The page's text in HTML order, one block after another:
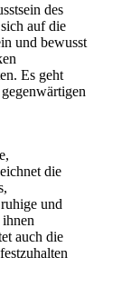
des
auf die
und bewusst
Es geht
die
und
auch die